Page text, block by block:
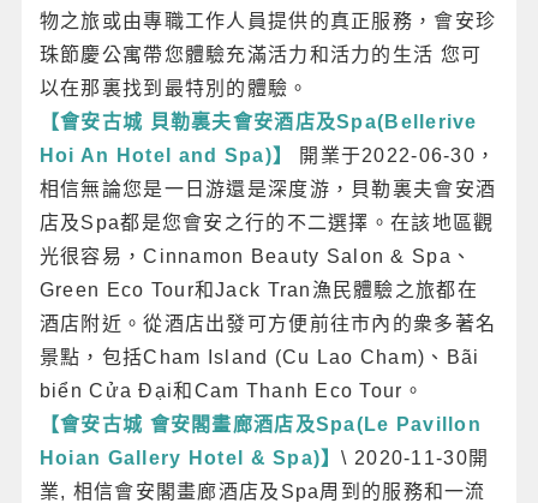
物之旅或由專職工作人員提供的真正服務，會安珍
珠節慶公寓帶您體驗充滿活力和活力的生活 您可
以在那裏找到最特別的體驗。
【會安古城 貝勒裏夫會安酒店及Spa(Bellerive
Hoi An Hotel and Spa)】
開業于2022-06-30，
相信無論您是一日游還是深度游，貝勒裏夫會安酒
店及Spa都是您會安之行的不二選擇。在該地區觀
光很容易，Cinnamon Beauty Salon & Spa、
Green Eco Tour和Jack Tran漁民體驗之旅都在
酒店附近。從酒店出發可方便前往市內的衆多著名
景點，包括Cham Island (Cu Lao Cham)、Bãi
biển Cửa Đại和Cam Thanh Eco Tour。
【會安古城 會安閣畫廊酒店及Spa(Le Pavillon
Hoian Gallery Hotel & Spa)】\ 2020-11-30開
業, 相信會安閣畫廊酒店及Spa周到的服務和一流